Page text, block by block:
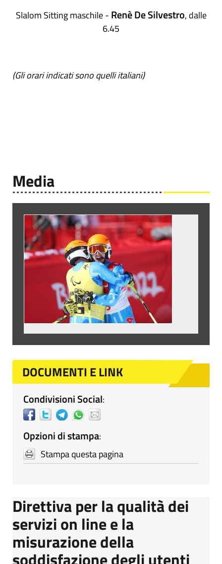
Slalom Sitting maschile - Renè De Silvestro, dalle
6.45
(Gli orari indicati sono quelli italiani)
Media
DOCUMENTI E LINK
Condivisioni Social:
Opzioni di stampa:
Stampa questa pagina
Direttiva per la qualità dei
servizi on line e la
misurazione della